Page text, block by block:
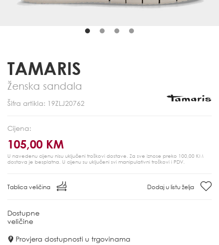
TAMARIS
Ženska sandala
Šifra artikla: 19ZLJ20762
Cijena:
105,00 KM
U navedenu cijenu nisu uključeni troškovi dostave. Za sve iznose preko 100,00 KM
dostava je besplatna. U cijenu su uključeni svi manipulativni troškovi i PDV.
Tablica veličina Dodaj u listu želja
Dostupne
veličine
Provjera dostupnosti u trgovinama